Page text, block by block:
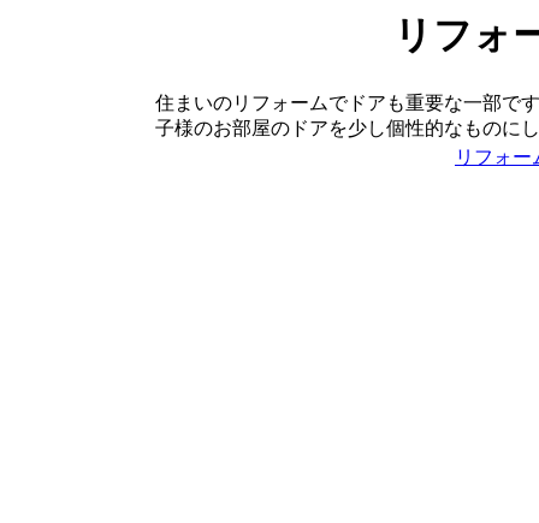
リフォ
住まいのリフォームでドアも重要な一部で
子様のお部屋のドアを少し個性的なものに
リフォ